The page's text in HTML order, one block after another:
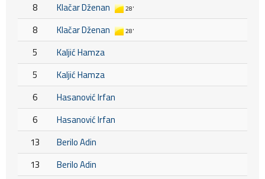
8
Klačar Dženan 28'
8 Klačar Dženan 28'
5
Kaljić Hamza
5
Kaljić Hamza
6
Hasanović Irfan
6
Hasanović Irfan
13
Berilo Adin
13
Berilo Adin